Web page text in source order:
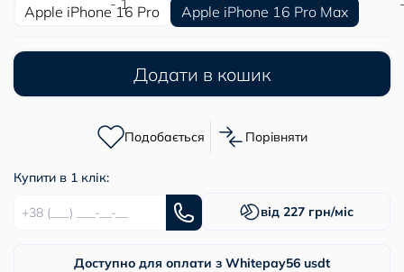
Apple iPhone 16 Pro
Apple iPhone 16 Pro Max
Додати в кошик
Подобається Порівняти
Купити в 1 клік:
від 227 грн/міс
Доступно для оплати з Whitepay56 usdt